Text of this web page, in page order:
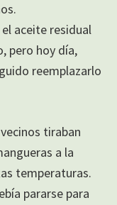
aceite residual
pero hoy día,
reemplazarlo
tiraban
a la
temperaturas.
pararse para